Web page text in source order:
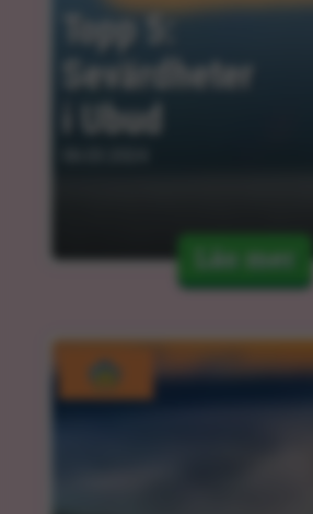
Topp 5:
Sevärdheter
i Ubud
Läs mer